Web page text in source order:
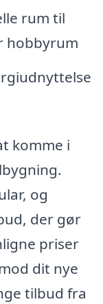
rum til
hobbyrum
komme i
og
der gør
priser
dit nye
tilbud fra